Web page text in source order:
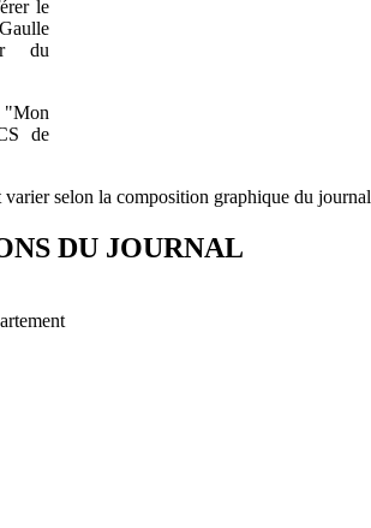
le
du
de
selon la composition graphique du journal
DU JOURNAL